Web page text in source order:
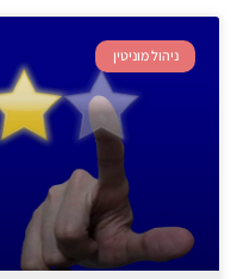
ניהול מוניטין